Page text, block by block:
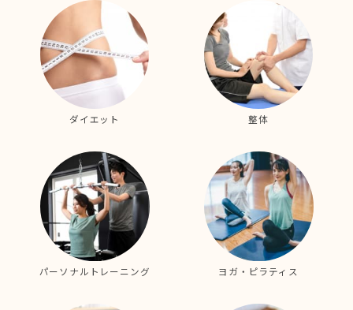
ダイエット 整体
パーソナルトレーニング ヨガ・ピラティス